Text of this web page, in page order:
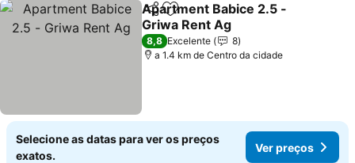
PartilharAdicionar aos favoritos
Apartment Babice 2.5 -
Griwa Rent Ag
8,8 Excelente
8
a 1.4 km de Centro da cidade
Selecione as datas para ver os preços
exatos.
Ver preços